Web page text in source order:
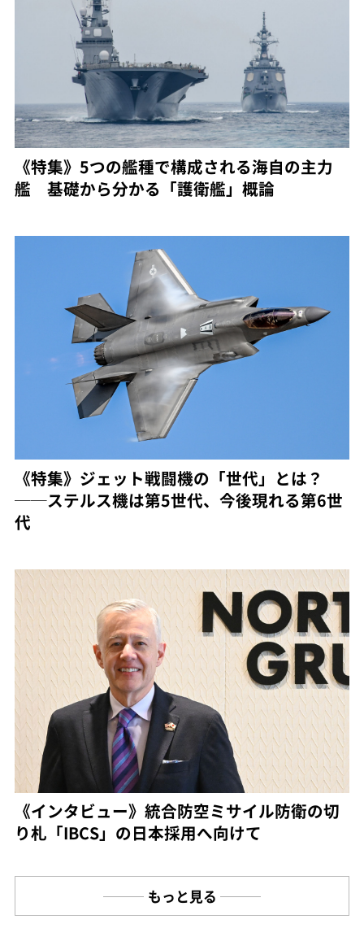
《特集》5つの艦種で構成される海自の主力
艦 基礎から分かる「護衛艦」概論
《特集》ジェット戦闘機の「世代」とは？
──ステルス機は第5世代、今後現れる第6世
代
《インタビュー》統合防空ミサイル防衛の切
り札「IBCS」の日本採用へ向けて
もっと見る